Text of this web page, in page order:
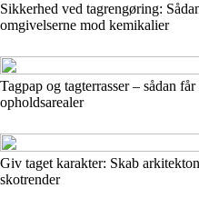
Sikkerhed ved tagrengøring:
omgivelserne mod kemikalier
Tagpap og tagterrasser – sådan
opholdsarealer
Giv taget karakter: Skab
skotrender